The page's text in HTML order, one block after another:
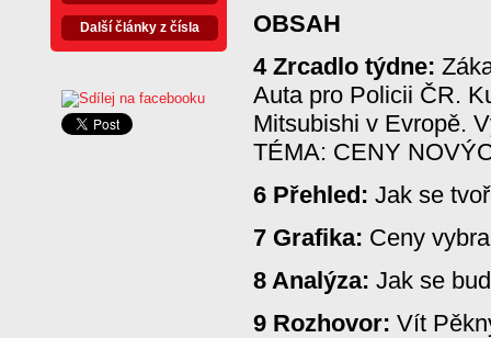
OBSAH
4 Zrcadlo týdne:
Auta pro Policii ČR.
Mitsubishi v Evropě.
TÉMA: CENY
6 Přehled: Jak se
7 Grafika: Ceny
8 Analýza: Jak se
9 Rozhovor: Vít
Další články z čísla